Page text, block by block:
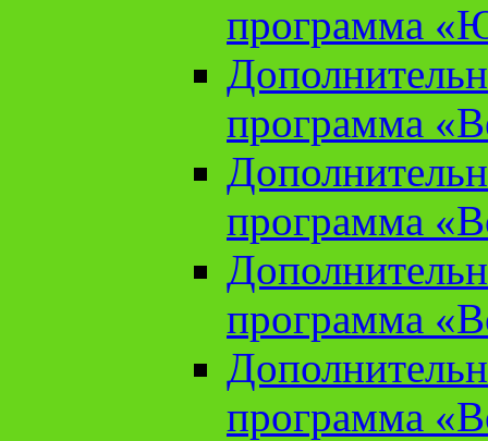
программа
программа
программа
программа
программа